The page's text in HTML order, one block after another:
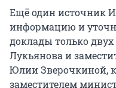
Ещё один источник
информацию и
доклады только двух
Лукьянова и
Юлии Зверочкиной,
заместителем